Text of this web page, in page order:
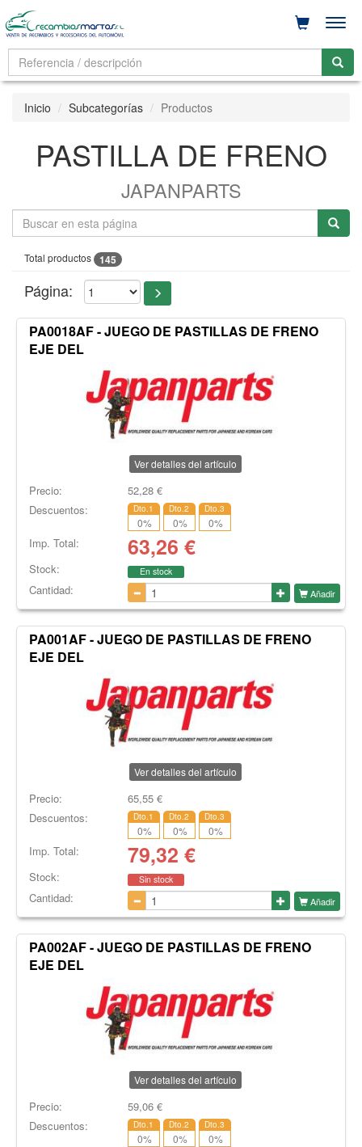
Inicio Subcategorías Productos
PASTILLA DE FRENO
JAPANPARTS
Total productos 145
Página:
PA0018AF - JUEGO DE PASTILLAS DE FRENO
EJE DEL
Ver detalles del artículo
Precio: 52,28€
Descuentos:
Dto.1
0%
Dto.2
0%
Dto.3
0%
Imp. Total: 63,26 €
Stock: En stock
Cantidad: Añadir
PA001AF - JUEGO DE PASTILLAS DE FRENO
EJE DEL
Ver detalles del artículo
Precio: 65,55€
Descuentos:
Dto.1
0%
Dto.2
0%
Dto.3
0%
Imp. Total: 79,32 €
Stock: Sin stock
Cantidad: Añadir
PA002AF - JUEGO DE PASTILLAS DE FRENO
EJE DEL
Ver detalles del artículo
Precio: 59,06€
Descuentos:
Dto.1
0%
Dto.2
0%
Dto.3
0%